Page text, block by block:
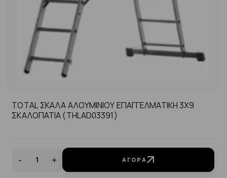
TOTAL ΣΚΑΛΑ ΑΛΟΥΜΙΝΙΟΥ ΕΠΑΓΓΕΛΜΑΤΙΚΗ 3Χ9
ΣΚΑΛΟΠΑΤΙΑ (THLAD03391)
- + ΑΓΟΡΆ